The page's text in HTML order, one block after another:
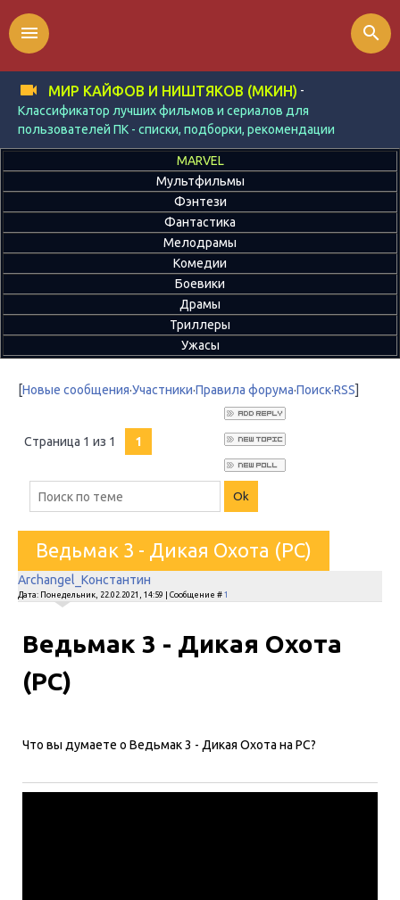
МИР КАЙФОВ И НИШТЯКОВ (МКИН) -
Классификатор лучших фильмов и сериалов для
пользователей ПК - списки, подборки, рекомендации
menu search
MARVEL
Мультфильмы
Фэнтези
Фантастика
Мелодрамы
Комедии
Боевики
Драмы
Триллеры
Ужасы
[Новые сообщения·Участники·Правила форума·Поиск·RSS]
Страница 1 из 1 1
Ведьмак 3 - Дикая Охота (PC)
Archangel_Константин
Дата: Понедельник, 22.02.2021, 14:59 | Сообщение # 1
Ведьмак 3 - Дикая Охота
(PC)
Что вы думаете о Ведьмак 3 - Дикая Охота на PC?